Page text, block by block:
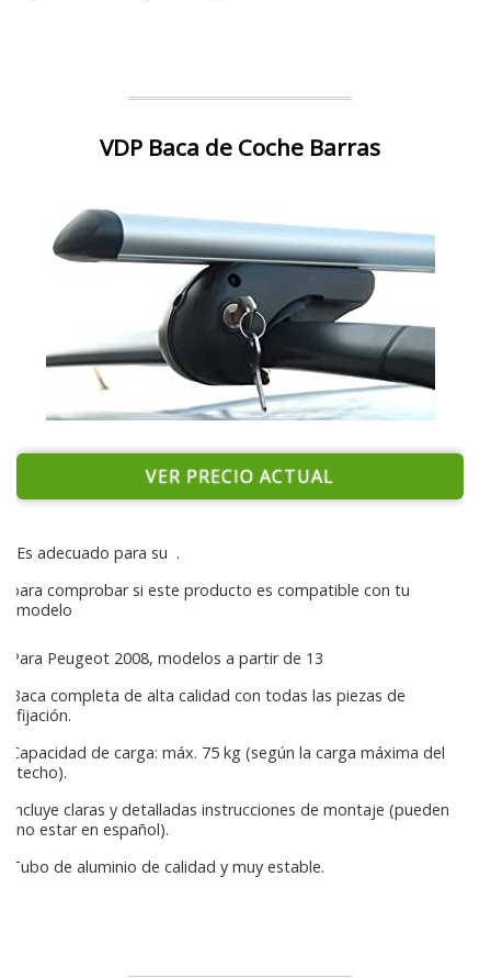
VDP Baca de Coche Barras
VER PRECIO ACTUAL
Es adecuado para su .
para comprobar si este producto es compatible con tu
modelo
Para Peugeot 2008, modelos a partir de 13
Baca completa de alta calidad con todas las piezas de
fijación.
Capacidad de carga: máx. 75 kg (según la carga máxima del
techo).
Incluye claras y detalladas instrucciones de montaje (pueden
no estar en español).
Tubo de aluminio de calidad y muy estable.